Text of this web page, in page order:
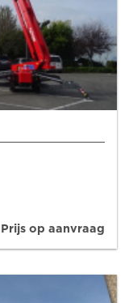
Prijs op aanvraag